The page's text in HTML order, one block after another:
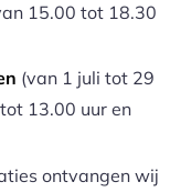
15.00 tot 18.30
(van 1 juli tot 29
13.00 uur en
ontvangen wij